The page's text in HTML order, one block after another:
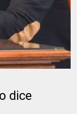
dice